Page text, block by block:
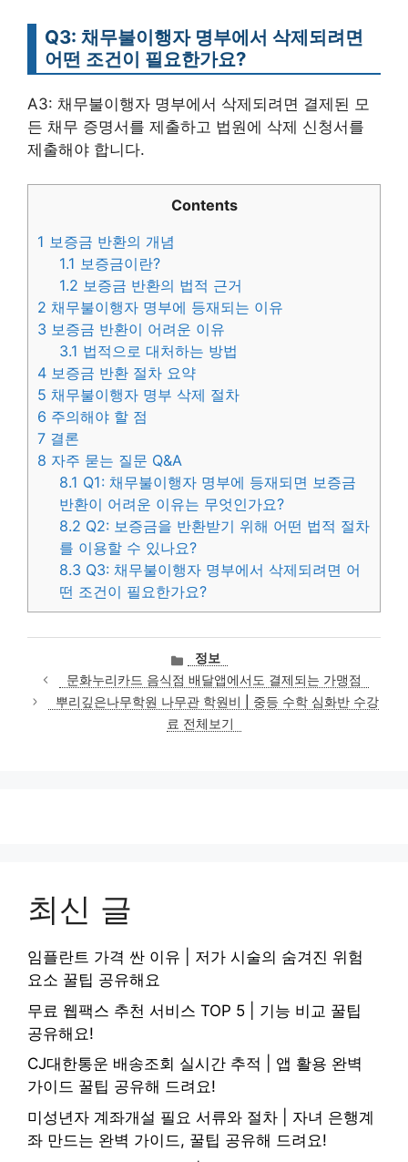
Q3: 채무불이행자 명부에서 삭제되려면
어떤 조건이 필요한가요?
A3: 채무불이행자 명부에서 삭제되려면 결제된 모
든 채무 증명서를 제출하고 법원에 삭제 신청서를
제출해야 합니다.
Contents
1 보증금 반환의 개념
1.1 보증금이란?
1.2 보증금 반환의 법적 근거
2 채무불이행자 명부에 등재되는 이유
3 보증금 반환이 어려운 이유
3.1 법적으로 대처하는 방법
4 보증금 반환 절차 요약
5 채무불이행자 명부 삭제 절차
6 주의해야 할 점
7 결론
8 자주 묻는 질문 Q&A
8.1 Q1: 채무불이행자 명부에 등재되면 보증금
반환이 어려운 이유는 무엇인가요?
8.2 Q2: 보증금을 반환받기 위해 어떤 법적 절차
를 이용할 수 있나요?
8.3 Q3: 채무불이행자 명부에서 삭제되려면 어
떤 조건이 필요한가요?
카
테
고
리
정보
문화누리카드 음식점 배달앱에서도 결제되는 가맹점
뿌리깊은나무학원 나무관 학원비 | 중등 수학 심화반 수강
료 전체보기
최신 글
임플란트 가격 싼 이유 | 저가 시술의 숨겨진 위험
요소 꿀팁 공유해요
무료 웹팩스 추천 서비스 TOP 5 | 기능 비교 꿀팁
공유해요!
CJ대한통운 배송조회 실시간 추적 | 앱 활용 완벽
가이드 꿀팁 공유해 드려요!
미성년자 계좌개설 필요 서류와 절차 | 자녀 은행계
좌 만드는 완벽 가이드, 꿀팁 공유해 드려요!